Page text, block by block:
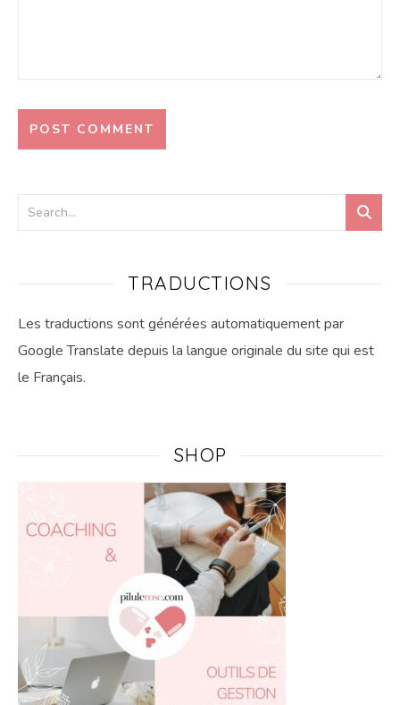
TRADUCTIONS
Les traductions sont générées automatiquement par
Google Translate depuis la langue originale du site qui est
le Français.
SHOP